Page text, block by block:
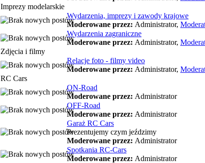
Imprezy modelarskie
Wydarzenia, imprezy i zawody krajowe
Moderowane przez: Administrator,
Wydarzenia zagraniczne
Moderowane przez: Administrator,
Zdjęcia i filmy
Relacje foto - filmy video
Moderowane przez: Administrator,
RC Cars
ON-Road
Moderowane przez: Administrator
OFF-Road
Moderowane przez: Administrator
Garaż RC Cars
Prezentujemy czym jeździmy
Moderowane przez: Administrator
Spotkania RC-Cars
Moderowane przez: Administrator